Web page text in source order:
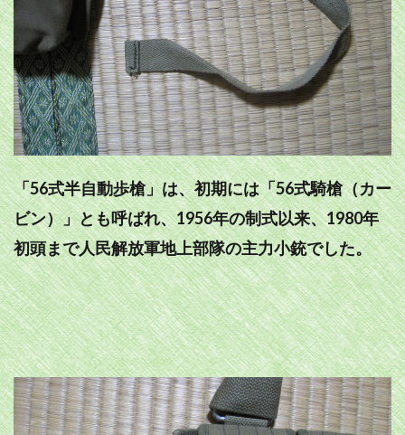
「56式半自動歩槍」は、初期には「56式騎槍（カー
ビン）」とも呼ばれ、1956年の制式以来、1980年
初頭まで人民解放軍地上部隊の主力小銃でした。